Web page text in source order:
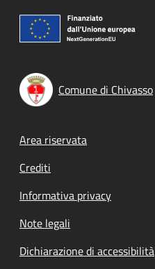
Comune di Chivasso
Footer menu
Area riservata
Crediti
Informativa privacy
Note legali
Dichiarazione di accessibilità